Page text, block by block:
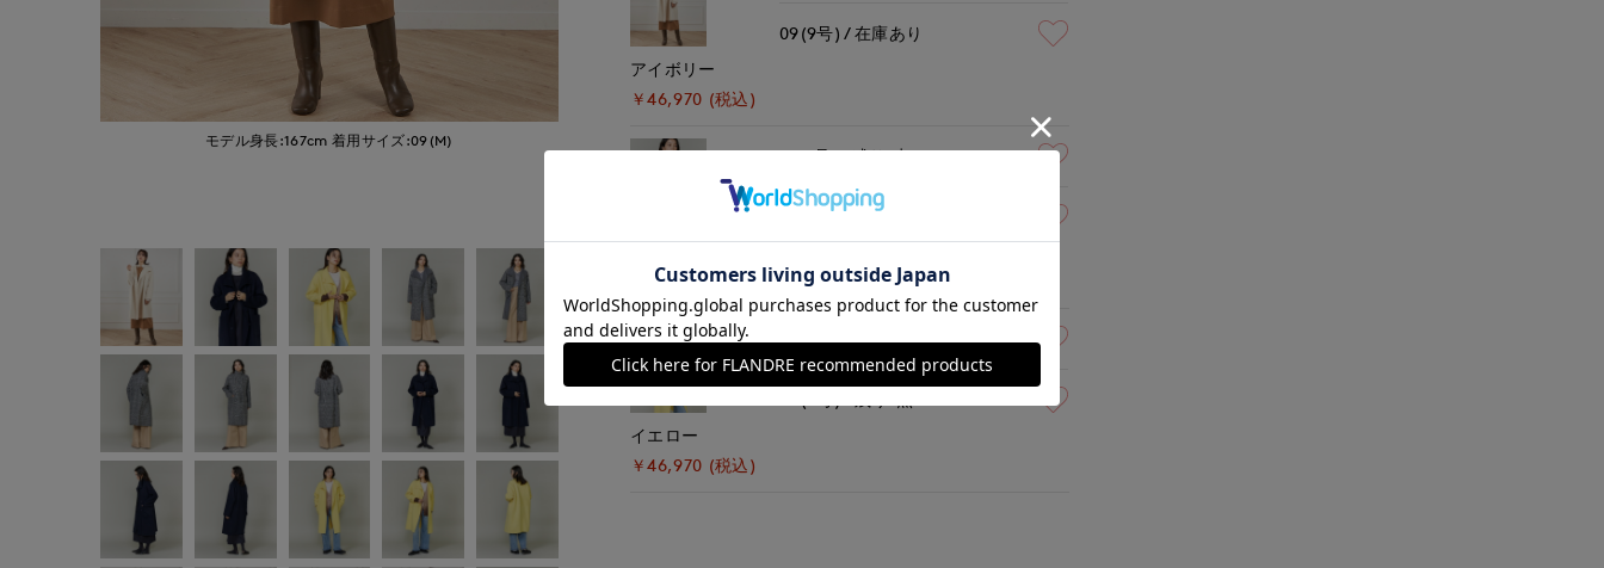
モデル身長:167cm 着用サイズ:09(M) モデル身長:166cm
アイボリー
￥46,970 (税込)
09(9号) 在庫あり
￥46,970 (税込)
07(7号) 残り1点
09(9号) 在庫あり
イエロー
￥46,970 (税込)
07(7号) 残り1点